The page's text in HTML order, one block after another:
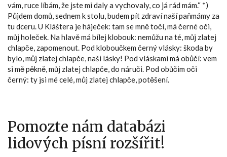
vám, ruce líbám, že jste mi daly a vychovaly, co já rád mám.“ *)
Půjdem domů, sednem k stolu, budem pít zdraví naší paňmámy za
tu dceru. U Kláštera je háječek: tam se mně točí, má černé oči,
můj holeček. Na hlavě má bílej klobouk: nemůžu na té, můj zlatej
chlapče, zapomenout. Pod kloboučkem černý vlásky: škoda by
bylo, můj zlatej chlapče, naši lásky! Pod vláskami má obůčí: vem
si mě pěkně, můj zlatej chlapče, do náruči. Pod obůčim oči
černý: ty jsi mé celé, můj zlatej chlapče, potěšení.
Pomozte nám databázi
lidových písní rozšířit!